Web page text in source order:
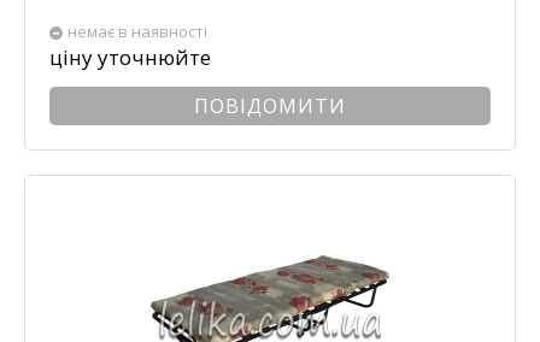
немає в наявності
ціну уточнюйте
ПОВІДОМИТИ